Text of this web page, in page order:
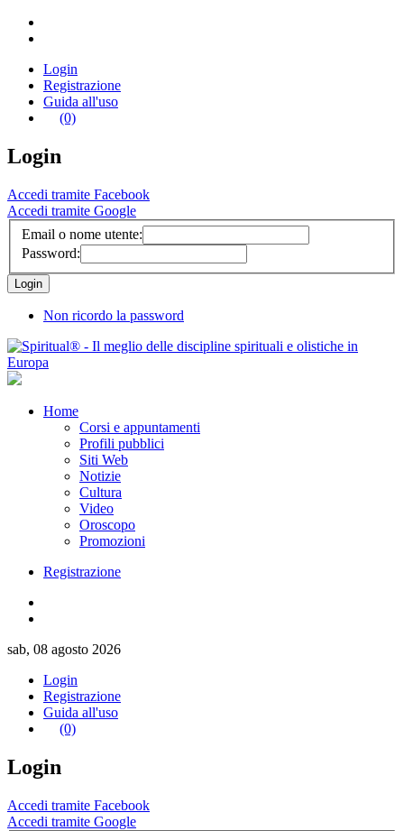
Login
Registrazione
Guida all'uso
(0)
Login
Accedi tramite Facebook
Accedi tramite Google
Email o nome utente:
Password:
Non ricordo la password
Home
Corsi e appuntamenti
Profili pubblici
Siti Web
Notizie
Cultura
Video
Oroscopo
Promozioni
Registrazione
sab, 08 agosto 2026
Login
Registrazione
Guida all'uso
(0)
Login
Accedi tramite Facebook
Accedi tramite Google